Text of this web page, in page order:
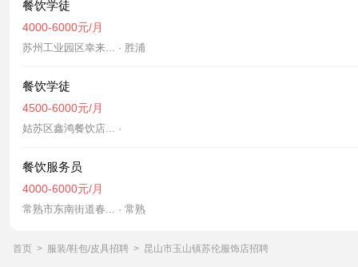
餐饮学徒
4000-6000元/月
苏州工业园区幸来... · 胜浦
餐饮学徒
4500-6000元/月
姑苏区鑫鸿餐饮店... ·
餐饮服务员
4000-6000元/月
常熟市东南街道春... · 常熟
首页 > 服装/鞋包/皮具招聘 > 昆山市玉山镇苏伦服饰店招聘